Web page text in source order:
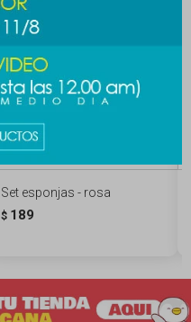
Set esponjas - rosa
$ 189